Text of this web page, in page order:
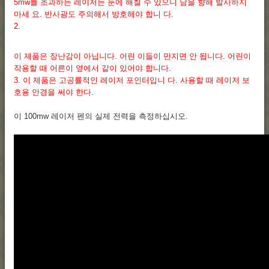
5mw를 초과하는 레이저는 눈에 해칠 수 있으니 남을 향해 발사하지
마세 요. 반사광도 주의해서 방호해야 합니 다.
2.
이 제품은 장난감이 아닙니다. 어린 이들이 만지면 안 됩니다. 어린이
작용할 때 어른이 옆에서 같이 있어야 합니다.
3. 이 제품은 고공률적인 레이저 포인터입니 다. 사용할 때 레이저 보
호용 안경을 써야 한다.
이 100mw 레이저 펜의 실제 전력을 측정하십시오.